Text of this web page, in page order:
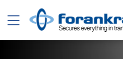
Toggle navigation